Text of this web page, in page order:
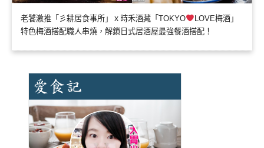
老饕激推「彡耕居食事所」ｘ時禾酒藏「TOKYO
LOVE梅酒」
特色梅酒搭配職人串燒，解鎖日式居酒屋最強餐酒搭配！